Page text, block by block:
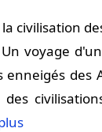
civilisation
voyage
des